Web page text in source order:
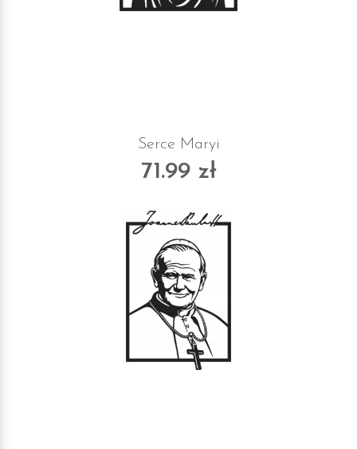
Serce Maryi
71.99 zł